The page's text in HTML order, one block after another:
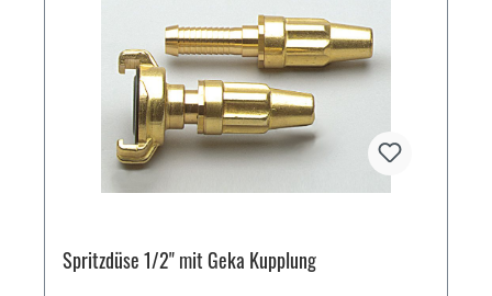
Spritzdüse 1/2" mit Geka Kupplung